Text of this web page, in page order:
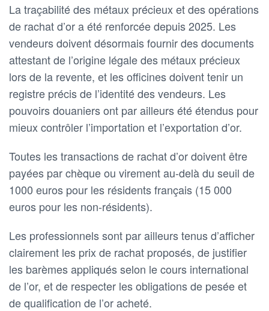
La traçabilité des métaux précieux et des opérations
de rachat d’or a été renforcée depuis 2025. Les
vendeurs doivent désormais fournir des documents
attestant de l’origine légale des métaux précieux
lors de la revente, et les officines doivent tenir un
registre précis de l’identité des vendeurs. Les
pouvoirs douaniers ont par ailleurs été étendus pour
mieux contrôler l’importation et l’exportation d’or.
Toutes les transactions de rachat d’or doivent être
payées par chèque ou virement au-delà du seuil de
1000 euros pour les résidents français (15 000
euros pour les non-résidents).
Les professionnels sont par ailleurs tenus d’afficher
clairement les prix de rachat proposés, de justifier
les barèmes appliqués selon le cours international
de l’or, et de respecter les obligations de pesée et
de qualification de l’or acheté.